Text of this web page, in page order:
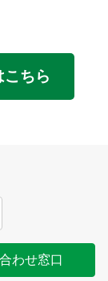
ちら
わせ窓口